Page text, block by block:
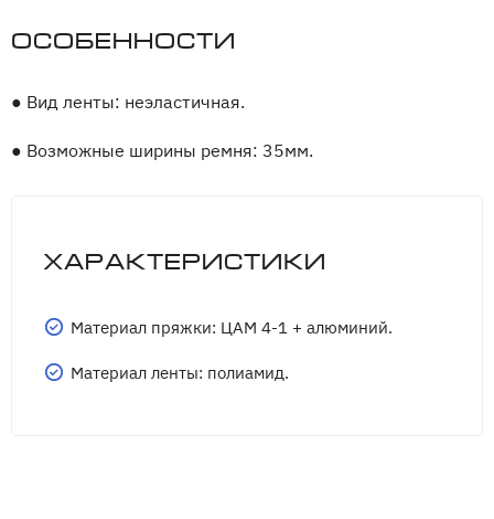
Особенности
● Вид ленты: неэластичная.
● Возможные ширины ремня: 35мм.
Характеристики
Материал пряжки: ЦАМ 4-1 + алюминий.
Материал ленты: полиамид.